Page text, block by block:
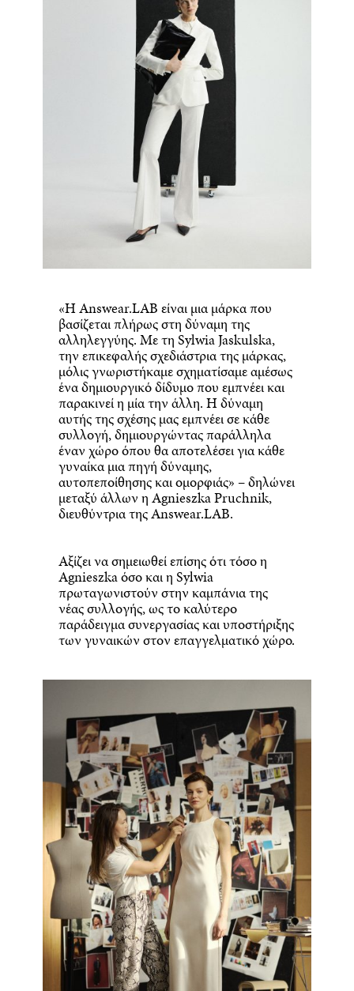
«Η Answear.LAB είναι μια μάρκα που
βασίζεται πλήρως στη δύναμη της
αλληλεγγύης. Με τη Sylwia Jaskulska,
την επικεφαλής σχεδιάστρια της μάρκας,
μόλις γνωριστήκαμε σχηματίσαμε αμέσως
ένα δημιουργικό δίδυμο που εμπνέει και
παρακινεί η μία την άλλη. Η δύναμη
αυτής της σχέσης μας εμπνέει σε κάθε
συλλογή, δημιουργώντας παράλληλα
έναν χώρο όπου θα αποτελέσει για κάθε
γυναίκα μια πηγή δύναμης,
αυτοπεποίθησης και ομορφιάς» – δηλώνει
μεταξύ άλλων η Agnieszka Pruchnik,
διευθύντρια της Answear.LAB.
Αξίζει να σημειωθεί επίσης ότι τόσο η
Agnieszka όσο και η Sylwia
πρωταγωνιστούν στην καμπάνια της
νέας συλλογής, ως το καλύτερο
παράδειγμα συνεργασίας και υποστήριξης
των γυναικών στον επαγγελματικό χώρο.